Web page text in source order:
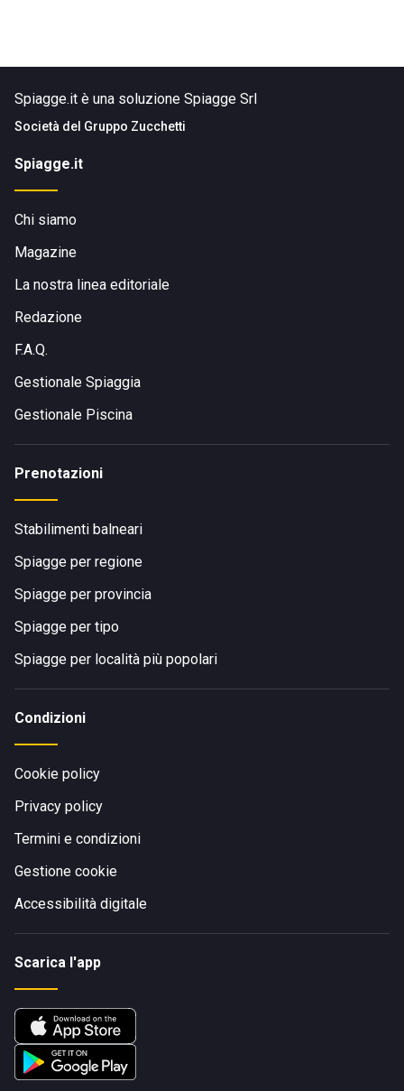
Spiagge.it è una soluzione Spiagge Srl
Società del Gruppo Zucchetti
Spiagge.it
Chi siamo
Magazine
La nostra linea editoriale
Redazione
F.A.Q.
Gestionale Spiaggia
Gestionale Piscina
Prenotazioni
Stabilimenti balneari
Spiagge per regione
Spiagge per provincia
Spiagge per tipo
Spiagge per località più popolari
Condizioni
Cookie policy
Privacy policy
Termini e condizioni
Gestione cookie
Accessibilità digitale
Scarica l'app